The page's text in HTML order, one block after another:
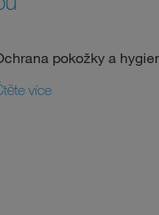
pokožky a
více